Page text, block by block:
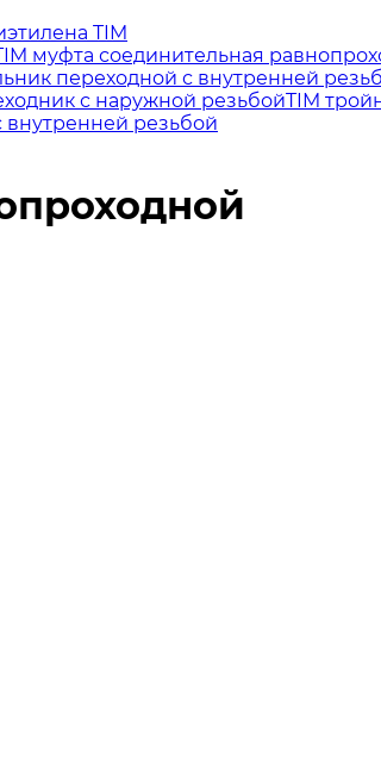
TIM
муфта соединительная
переходной с внутренней
с наружной резьбойTIM
внутренней резьбой